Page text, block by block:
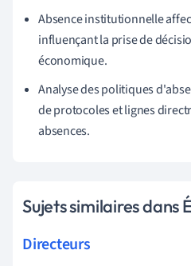
Absence institutionnelle
influençant la prise de
économique.
Analyse des politiques
de protocoles et lignes
absences.
Sujets similaires dans
Directeurs